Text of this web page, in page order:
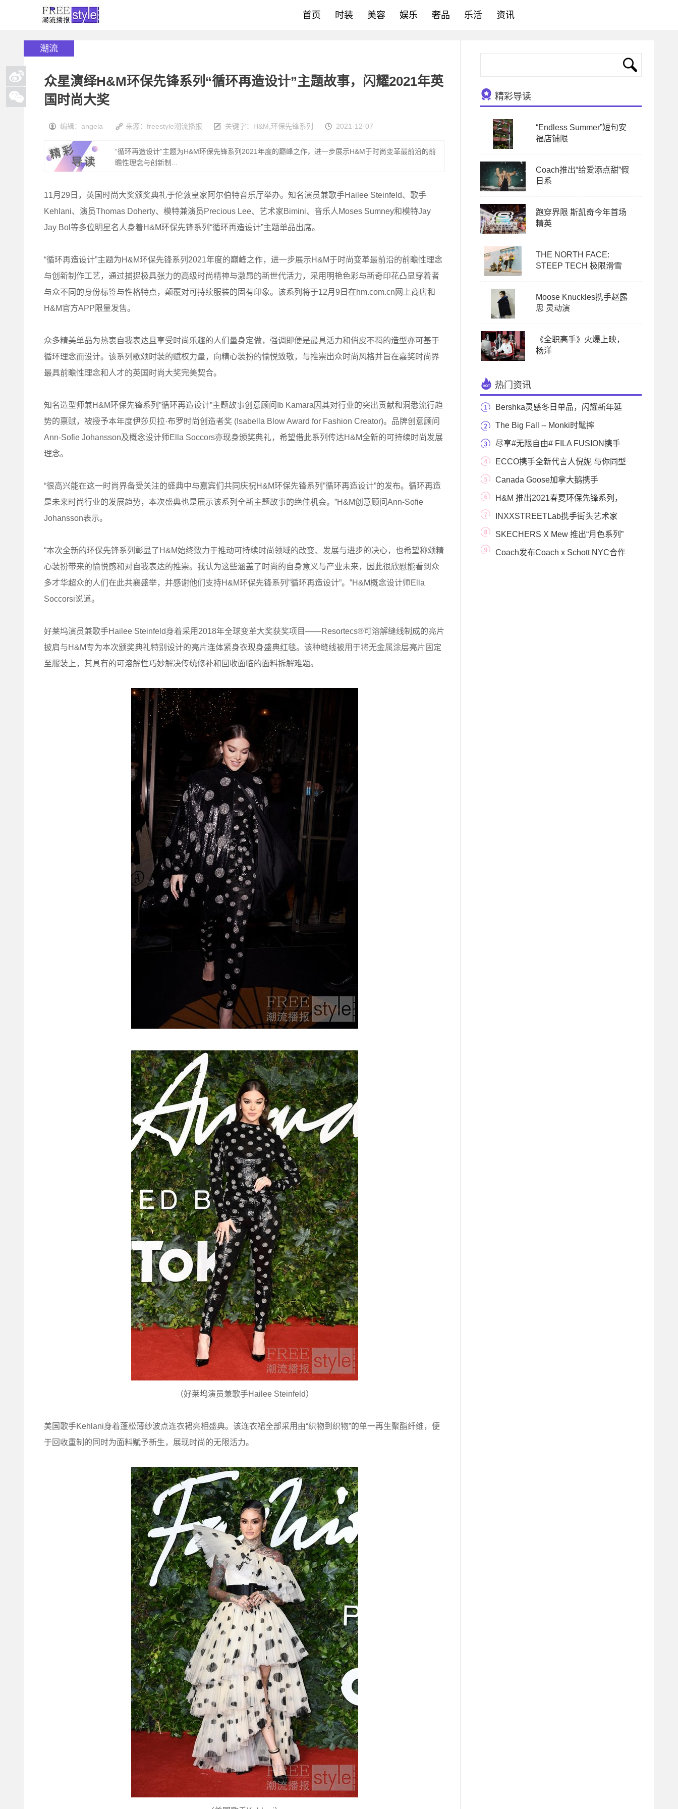
首页 时装 美容 娱乐 奢品 乐活 资讯
潮流
众星演绎H&M环保先锋系列“循环再造设计”主题故事，闪耀2021年英
国时尚大奖
编辑：angela 来源：freestyle潮流播报 关键字： H&M 环保先锋系列 2021-12-07
“循环再造设计”主题为H&M环保先锋系列2021年度的巅峰之作，进一步展示H&M于时尚变革最前沿的前
瞻性理念与创新制...
11月29日，英国时尚大奖颁奖典礼于伦敦皇家阿尔伯特音乐厅举办。知名演员兼歌手Hailee Steinfeld、歌手
Kehlani、演员Thomas Doherty、模特兼演员Precious Lee、艺术家Bimini、音乐人Moses Sumney和模特Jay
Jay Bol等多位明星名人身着H&M环保先锋系列“循环再造设计”主题单品出席。
“循环再造设计”主题为H&M环保先锋系列2021年度的巅峰之作，进一步展示H&M于时尚变革最前沿的前瞻性理念
与创新制作工艺，通过捕捉极具张力的高级时尚精神与激昂的新世代活力，采用明艳色彩与新奇印花凸显穿着者
与众不同的身份标签与性格特点，颠覆对可持续服装的固有印象。该系列将于12月9日在hm.com.cn网上商店和
H&M官方APP限量发售。
众多精美单品为热衷自我表达且享受时尚乐趣的人们量身定做，强调即便是最具活力和俏皮不羁的造型亦可基于
循环理念而设计。该系列歌颂时装的赋权力量，向精心装扮的愉悦致敬，与推崇出众时尚风格并旨在嘉奖时尚界
最具前瞻性理念和人才的英国时尚大奖完美契合。
知名造型师兼H&M环保先锋系列”循环再造设计”主题故事创意顾问Ib Kamara因其对行业的突出贡献和洞悉流行趋
势的禀赋，被授予本年度伊莎贝拉·布罗时尚创造者奖 (Isabella Blow Award for Fashion Creator)。品牌创意顾问
Ann-Sofie Johansson及概念设计师Ella Soccors亦现身颁奖典礼，希望借此系列传达H&M全新的可持续时尚发展
理念。
“很高兴能在这一时尚界备受关注的盛典中与嘉宾们共同庆祝H&M环保先锋系列”循环再造设计”的发布。循环再造
是未来时尚行业的发展趋势，本次盛典也是展示该系列全新主题故事的绝佳机会。”H&M创意顾问Ann-Sofie
Johansson表示。
“本次全新的环保先锋系列彰显了H&M始终致力于推动可持续时尚领域的改变、发展与进步的决心，也希望称颂精
心装扮带来的愉悦感和对自我表达的推崇。我认为这些涵盖了时尚的自身意义与产业未来，因此很欣慰能看到众
多才华超众的人们在此共襄盛举，并感谢他们支持H&M环保先锋系列”循环再造设计”。”H&M概念设计师Ella
Soccorsi说道。
好莱坞演员兼歌手Hailee Steinfeld身着采用2018年全球变革大奖获奖项目——Resortecs®可溶解缝线制成的亮片
披肩与H&M专为本次颁奖典礼特别设计的亮片连体紧身衣现身盛典红毯。该种缝线被用于将无金属涂层亮片固定
至服装上，其具有的可溶解性巧妙解决传统修补和回收面临的面料拆解难题。
（好莱坞演员兼歌手Hailee Steinfeld）
美国歌手Kehlani身着蓬松薄纱波点连衣裙亮相盛典。该连衣裙全部采用由“织物到织物”的单一再生聚酯纤维，便
于回收重制的同时为面料赋予新生，展现时尚的无限活力。
精彩导读
“Endless Summer”短句安
福店铺限
Coach推出“给爱添点甜”假
日系
跑穿界限 斯凯奇今年首场
精英
THE NORTH FACE:
STEEP TECH 极限滑雪
Moose Knuckles携手赵露
思 灵动演
《全职高手》火爆上映，
杨洋
热门资讯
Bershka灵感冬日单品，闪耀新年延
续派对狂欢
The Big Fall -- Monki时髦摔
尽享#无限自由# FILA FUSION携手
Marcelo Burlon打造全新
ECCO携手全新代言人倪妮 与你同型
步履不停
Canada Goose加拿大鹅携手
Concepts推出全新联名系列，
H&M 推出2021春夏环保先锋系列，
开启全新可持
INXXSTREETLab携手街头艺术家
Fansack打造联名系列——
SKECHERS X Mew 推出“月色系列”
——以月光为名传
Coach发布Coach x Schott NYC合作